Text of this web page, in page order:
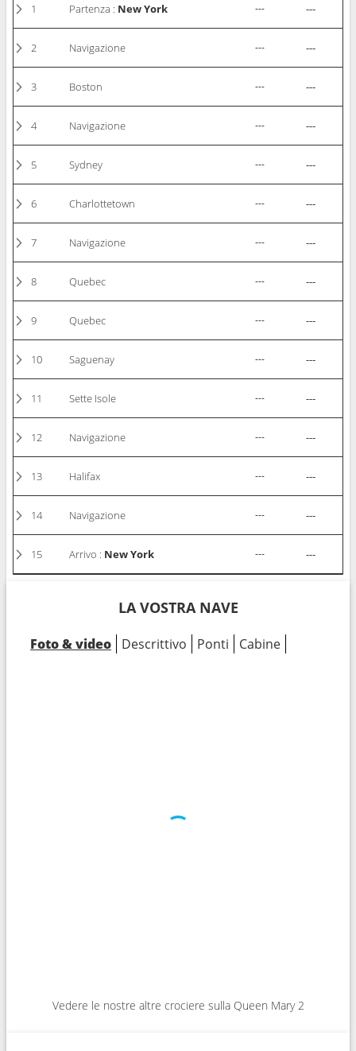
1 Partenza : New York --- ---
2 Navigazione --- ---
3 Boston --- ---
4 Navigazione --- ---
5 Sydney --- ---
6 Charlottetown --- ---
7 Navigazione --- ---
8 Quebec --- ---
9 Quebec --- ---
10 Saguenay --- ---
11 Sette Isole --- ---
12 Navigazione --- ---
13 Halifax --- ---
14 Navigazione --- ---
15 Arrivo : New York --- ---
LA VOSTRA NAVE
Foto & video Descrittivo Ponti Cabine
Vedere le nostre altre crociere sulla Queen Mary 2